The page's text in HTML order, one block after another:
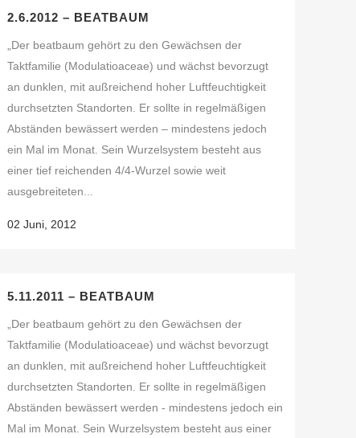
2.6.2012 – BEATBAUM
„Der beatbaum gehört zu den Gewächsen der
Taktfamilie (Modulatioaceae) und wächst bevorzugt
an dunklen, mit außreichend hoher Luftfeuchtigkeit
durchsetzten Standorten. Er sollte in regelmäßigen
Abständen bewässert werden – mindestens jedoch
ein Mal im Monat. Sein Wurzelsystem besteht aus
einer tief reichenden 4/4-Wurzel sowie weit
ausgebreiteten...
02 Juni, 2012
5.11.2011 – BEATBAUM
„Der beatbaum gehört zu den Gewächsen der
Taktfamilie (Modulatioaceae) und wächst bevorzugt
an dunklen, mit außreichend hoher Luftfeuchtigkeit
durchsetzten Standorten. Er sollte in regelmäßigen
Abständen bewässert werden - mindestens jedoch ein
Mal im Monat. Sein Wurzelsystem besteht aus einer